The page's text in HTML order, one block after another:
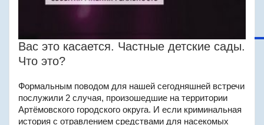
Вас это касается. Частные детские сады.
Что это?
Формальным поводом для нашей сегодняшней встречи
послужили 2 случая, произошедшие на территории
Артёмовского городского округа. И если криминальная
история с отравлением средствами для насекомых